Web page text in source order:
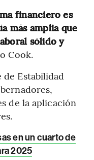
financiero es
más amplia que
sólido y
Cook.
Estabilidad
de la aplicación
en un cuarto de
2025